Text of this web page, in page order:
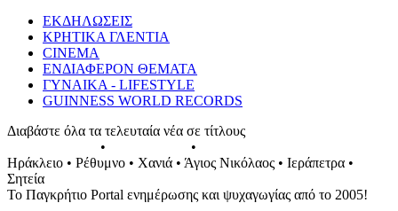
ΕΚΔΗΛΩΣΕΙΣ
ΚΡΗΤΙΚΑ ΓΛΕΝΤΙΑ
CINEMA
ΕΝΔΙΑΦΕΡΟΝ ΘΕΜΑΤΑ
ΓΥΝΑΙΚΑ - LIFESTYLE
GUINNESS WORLD RECORDS
Διαβάστε όλα τα τελευταία νέα σε τίτλους
• •
Ηράκλειο • Ρέθυμνο • Χανιά • Άγιος Νικόλαος • Ιεράπετρα •
Σητεία
Το Παγκρήτιο Portal ενημέρωσης και ψυχαγωγίας από το 2005!